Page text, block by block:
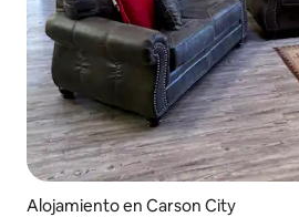
Alojamiento en Carson City